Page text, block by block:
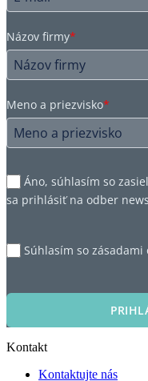
Názov firmy*
Meno a priezvisko*
Áno, súhlasím so
sa prihlásiť na odber
Súhlasím so
Kontakt
Kontaktujte nás